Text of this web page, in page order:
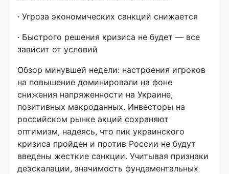
· Угроза экономических санкций снижается
· Быстрого решения кризиса не будет — все
зависит от условий
Обзор минувшей недели: настроения игроков
на повышение доминировали на фоне
снижения напряженности на Украине,
позитивных макроданных. Инвесторы на
российском рынке акций сохраняют
оптимизм, надеясь, что пик украинского
кризиса пройден и против России не будут
введены жесткие санкции. Учитывая признаки
деэскалации, значимость фундаментальных